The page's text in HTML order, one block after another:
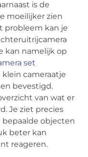
is de
moeilijker zien
probleem kan je
kan namelijk op
set
klein cameraatje
bevestigd.
van wat er
Je ziet precies
objecten
beter kan
reageren.